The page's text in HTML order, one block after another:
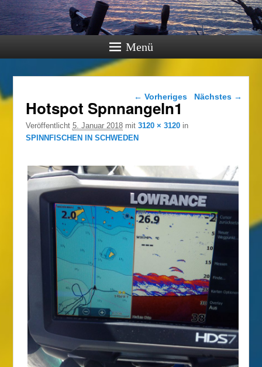
Menü
Bilder-Navigation
← Vorheriges Nächstes →
Hotspot Spnnangeln1
Veröffentlicht 5. Januar 2018mit 3120 × 3120in
SPINNFISCHEN IN SCHWEDEN